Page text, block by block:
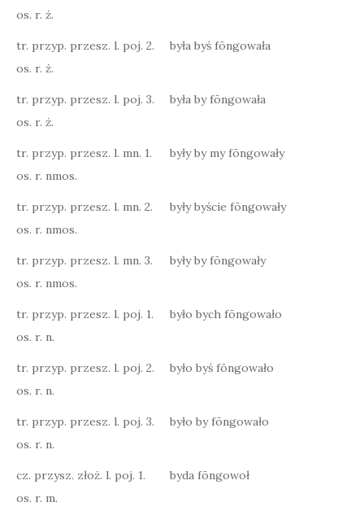
os. r. ż.
tr. przyp. przesz. l. poj. 2.
os. r. ż.
była byś fōngowała
tr. przyp. przesz. l. poj. 3.
os. r. ż.
była by fōngowała
tr. przyp. przesz. l. mn. 1.
os. r. nmos.
były by my fōngowały
tr. przyp. przesz. l. mn. 2.
os. r. nmos.
były byście fōngowały
tr. przyp. przesz. l. mn. 3.
os. r. nmos.
były by fōngowały
tr. przyp. przesz. l. poj. 1.
os. r. n.
było bych fōngowało
tr. przyp. przesz. l. poj. 2.
os. r. n.
było byś fōngowało
tr. przyp. przesz. l. poj. 3.
os. r. n.
było by fōngowało
cz. przysz. złoż. l. poj. 1.
os. r. m.
byda fōngowoł